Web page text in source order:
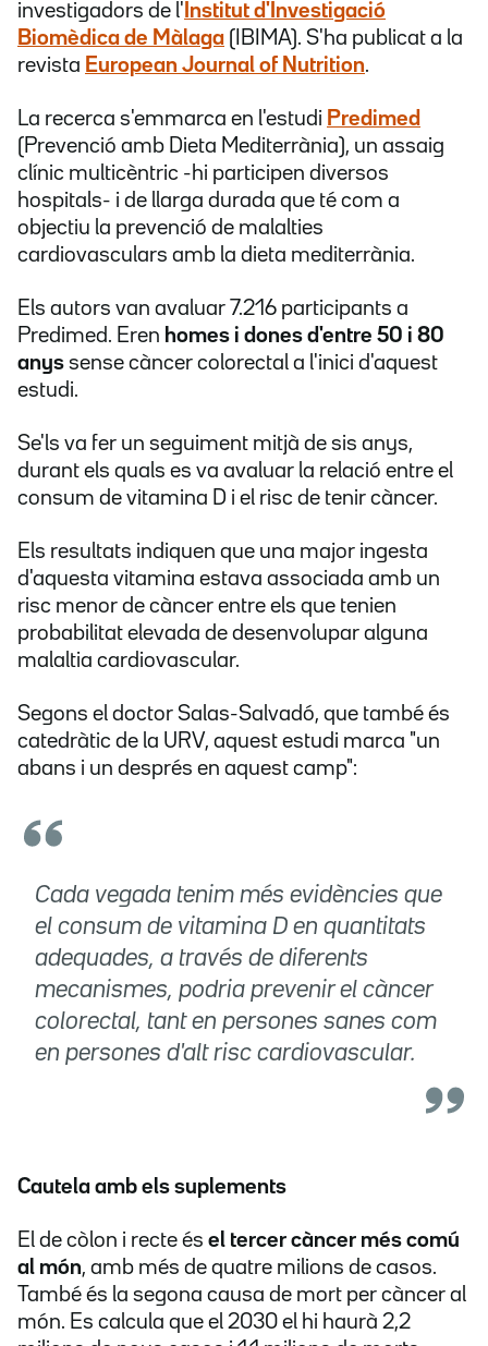
investigadors de l' Institut d'Investigació
Biomèdica de Màlaga (IBIMA). S'ha publicat a la
revista European Journal of Nutrition.
La recerca s'emmarca en l'estudi Predimed
(Prevenció amb Dieta Mediterrània), un assaig
clínic multicèntric -hi participen diversos
hospitals- i de llarga durada que té com a
objectiu la prevenció de malalties
cardiovasculars amb la dieta mediterrània.
Els autors van avaluar 7.216 participants a
Predimed. Eren homes i dones d'entre 50 i 80
anys sense càncer colorectal a l'inici d'aquest
estudi.
Se'ls va fer un seguiment mitjà de sis anys,
durant els quals es va avaluar la relació entre el
consum de vitamina D i el risc de tenir càncer.
Els resultats indiquen que una major ingesta
d'aquesta vitamina estava associada amb un
risc menor de càncer entre els que tenien
probabilitat elevada de desenvolupar alguna
malaltia cardiovascular.
Segons el doctor Salas-Salvadó, que també és
catedràtic de la URV, aquest estudi marca "un
abans i un després en aquest camp":
Cada vegada tenim més evidències que
el consum de vitamina D en quantitats
adequades, a través de diferents
mecanismes, podria prevenir el càncer
colorectal, tant en persones sanes com
en persones d'alt risc cardiovascular.
Cautela amb els suplements
El de còlon i recte és el tercer càncer més comú
al món, amb més de quatre milions de casos.
També és la segona causa de mort per càncer al
món. Es calcula que el 2030 el hi haurà 2,2